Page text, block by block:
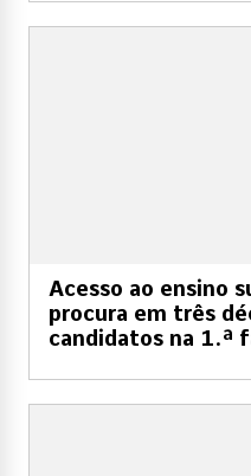
Acesso ao ensino
procura em três
candidatos na 1.ª